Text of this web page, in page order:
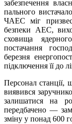
забезпечення
пального
ЧАЕС міг
безпеки АЕС,
сховища
постачання
березня
підключення її до
Персонал станції,
виявився
залишатися на
передбачено —
зміну у понад 600